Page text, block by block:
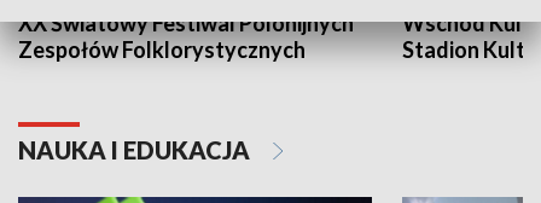
XX Światowy Festiwal Polonijnych
Zespołów Folklorystycznych
Wschód
Stadion
NAUKA I EDUKACJA